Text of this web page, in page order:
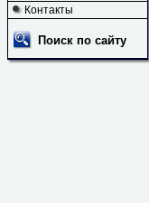
Контакты
Поиск по сайту